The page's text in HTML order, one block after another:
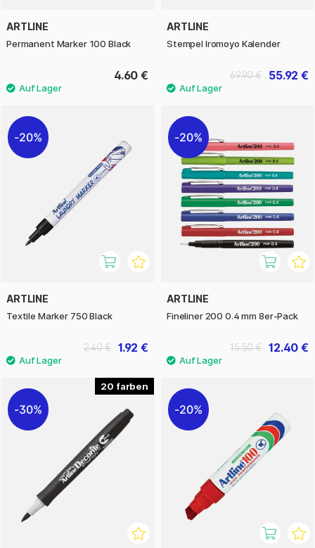
ARTLINE
Permanent Marker 100 Black
4.60 €
ARTLINE
Stempel Iromoyo Kalender
55.92 €
69.90 €
20%
ARTLINE
Textile Marker 750 Black
1.92 €
2.40 €
20%
ARTLINE
Fineliner 200 0.4 mm 8er-Pack
12.40 €
15.50 €
20
30% 20%